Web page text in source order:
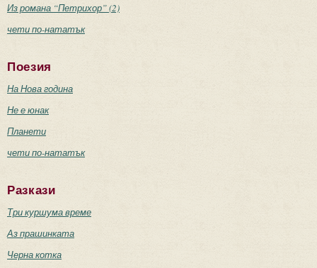
Из романа “Петрихор” (2)
чети по-нататък
Поезия
На Нова година
Не е юнак
Планети
чети по-нататък
Разкази
Три куршума време
Аз прашинката
Черна котка